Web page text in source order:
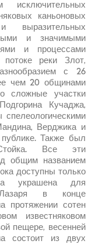
исключительных
каньоновых
выразительных
и значимыми
и процессами
реки Злот,
с 26
чем 20 общинами
сложные участки
Кучаджа,
спелеологическими
Верджика и
Также был
Все эти
общим названием
доступны только
украшена для
Лазаря в конце
протяжении сотен
известняковом
пещере, весенней
состоит из двух